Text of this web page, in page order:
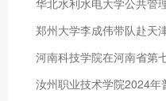
汝州职业技术学院2024年